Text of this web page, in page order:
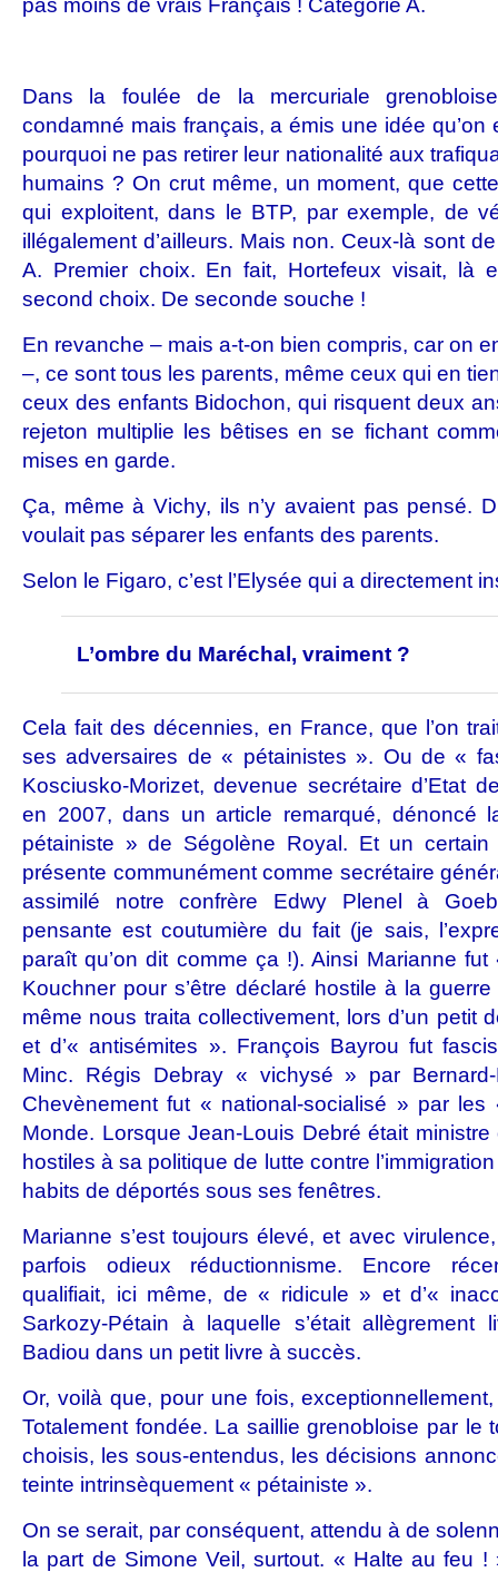
pas moins de vrais Français ! Catégorie A.
Dans la foulée de la mercuriale
condamné mais français, a émis une idée qu’on
pourquoi ne pas retirer leur nationalité aux
humains ? On crut même, un moment, que
qui exploitent, dans le BTP, par exemple, de
illégalement d’ailleurs. Mais non. Ceux-là sont
A. Premier choix. En fait, Hortefeux visait, là
second choix. De seconde souche !
En revanche – mais a-t-on bien compris, car on
–, ce sont tous les parents, même ceux qui en
ceux des enfants Bidochon, qui risquent deux
rejeton multiplie les bêtises en se fichant
mises en garde.
Ça, même à Vichy, ils n’y avaient pas pensé.
voulait pas séparer les enfants des parents.
Selon le Figaro, c’est l’Elysée qui a directement
L’ombre du Maréchal, vraiment ?
Cela fait des décennies, en France, que l’on
ses adversaires de « pétainistes ». Ou de «
Kosciusko-Morizet, devenue secrétaire d’Etat
en 2007, dans un article remarqué, dénoncé
pétainiste » de Ségolène Royal. Et un
présente communément comme secrétaire
assimilé notre confrère Edwy Plenel à
pensante est coutumière du fait (je sais,
paraît qu’on dit comme ça !). Ainsi Marianne
Kouchner pour s’être déclaré hostile à la
même nous traita collectivement, lors d’un petit
et d’« antisémites ». François Bayrou fut
Minc. Régis Debray « vichysé » par Bernard-
Chevènement fut « national-socialisé » par les
Monde. Lorsque Jean-Louis Debré était ministre
hostiles à sa politique de lutte contre
habits de déportés sous ses fenêtres.
Marianne s’est toujours élevé, et avec
parfois odieux réductionnisme. Encore
qualifiait, ici même, de « ridicule » et d’«
Sarkozy-Pétain à laquelle s’était allègrement
Badiou dans un petit livre à succès.
Or, voilà que, pour une fois,
Totalement fondée. La saillie grenobloise par le
choisis, les sous-entendus, les décisions
teinte intrinsèquement « pétainiste ».
On se serait, par conséquent, attendu à de
la part de Simone Veil, surtout. « Halte au feu